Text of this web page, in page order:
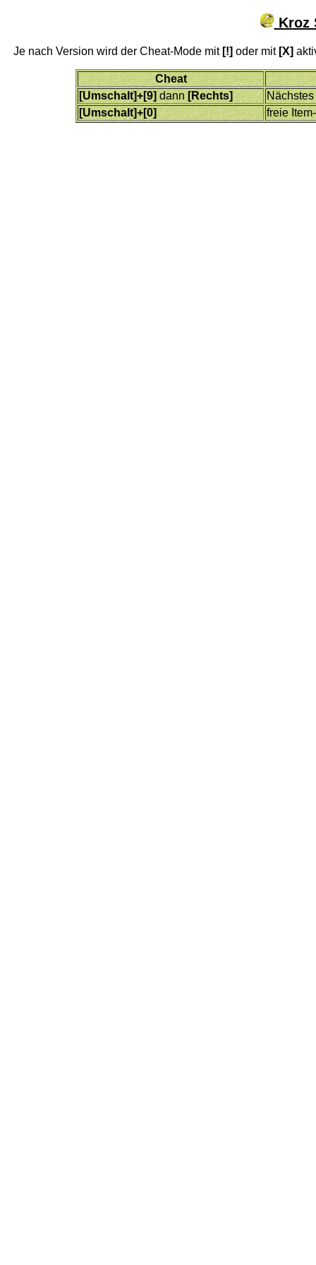
Kroz
Je nach Version wird der Cheat-Mode mit [!] oder mit [X]
Cheat
[Umschalt]+[9] dann [Rechts]
[Umschalt]+[0]
freie